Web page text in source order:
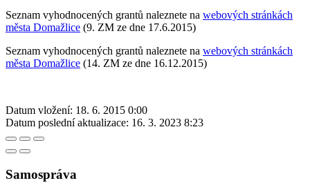
Seznam vyhodnocených grantů naleznete na webových stránkách
města Domažlice (9. ZM ze dne 17.6.2015)
Seznam vyhodnocených grantů naleznete na webových stránkách
města Domažlice (14. ZM ze dne 16.12.2015)
Datum vložení: 18. 6. 2015 0:00
Datum poslední aktualizace: 16. 3. 2023 8:23
Samospráva